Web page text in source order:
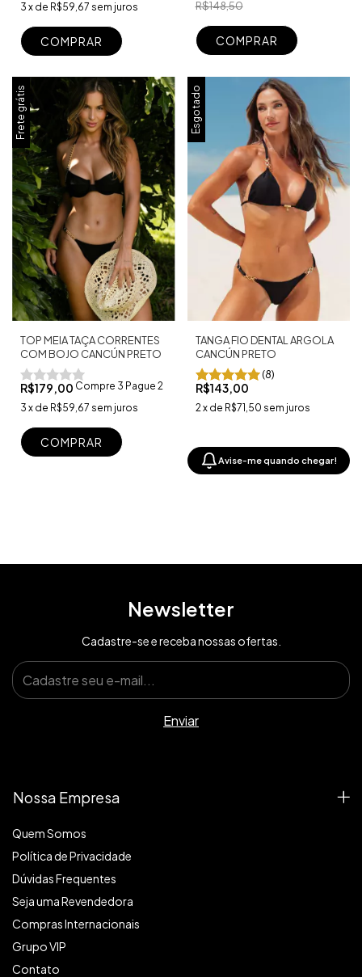
3 x de R$59,67 sem juros
COMPRAR
R$148,50
COMPRAR
Frete grátis
TOP MEIA TAÇA CORRENTES
COM BOJO CANCÚN PRETO
R$179,00 Compre 3 Pague 2
3 x de R$59,67 sem juros
COMPRAR
Esgotado
TANGA FIO DENTAL ARGOLA
CANCÚN PRETO
(8)
R$143,00
2 x de R$71,50 sem juros
Avise-me quando chegar!
Newsletter
Cadastre-se e receba nossas ofertas.
Nossa Empresa
Quem Somos
Política de Privacidade
Dúvidas Frequentes
Seja uma Revendedora
Compras Internacionais
Grupo VIP
Contato